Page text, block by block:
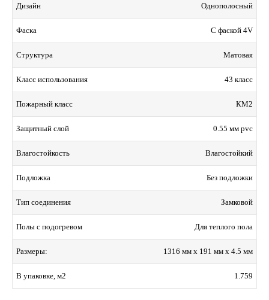
Дизайн Однополосный
Фаска С фаской 4V
Структура Матовая
Класс использования 43 класс
Пожарный класс КМ2
Защитный слой 0.55 мм pvc
Влагостойкость Влагостойкий
Подложка Без подложки
Тип соединения Замковой
Полы с подогревом Для теплого пола
Размеры: 1316 мм x 191 мм x 4.5 мм
В упаковке, м2 1.759